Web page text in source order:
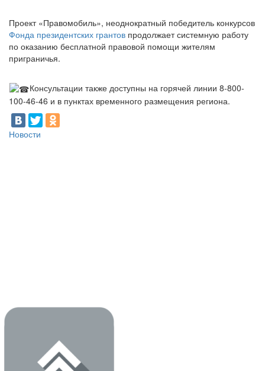
Проект «Правомобиль», неоднократный победитель конкурсов
Фонда президентских грантов продолжает системную работу
по оказанию бесплатной правовой помощи жителям
приграничья.
Консультации также доступны на горячей линии 8-800-
100-46-46 и в пунктах временного размещения региона.
Новости